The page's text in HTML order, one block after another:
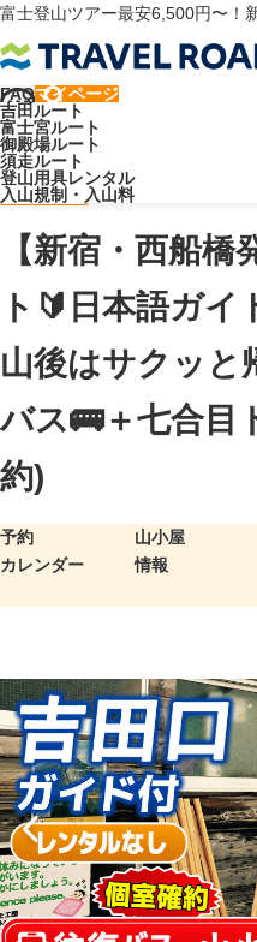
富士登山ツアー最安6,500円〜！
FAQマイページ
吉田ルート
富士宮ルート
御殿場ルート
須走ルート
登山用具レンタル
入山規制・入山料
トラベルロード
【新宿・西船橋発着】💛吉田ルー
後はサクッと帰ろう🎵往復直行
ガイド同行
【新宿・西船
ト🔰日本語ガ
山後はサクッと
バス🚌＋七合目
約)
予約
カレンダー
山小屋
情報